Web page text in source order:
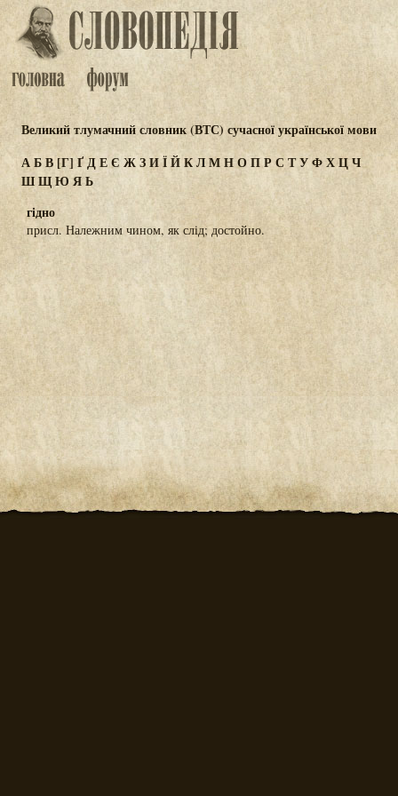
Великий тлумачний словник (ВТС) сучасної української мови
АБВ[Г] ҐДЕЄ ЖЗИЇЙКЛМНОПР СТУФХЦЧ
ШЩЮЯЬ
гідно
присл. Належним чином, як слід; достойно.